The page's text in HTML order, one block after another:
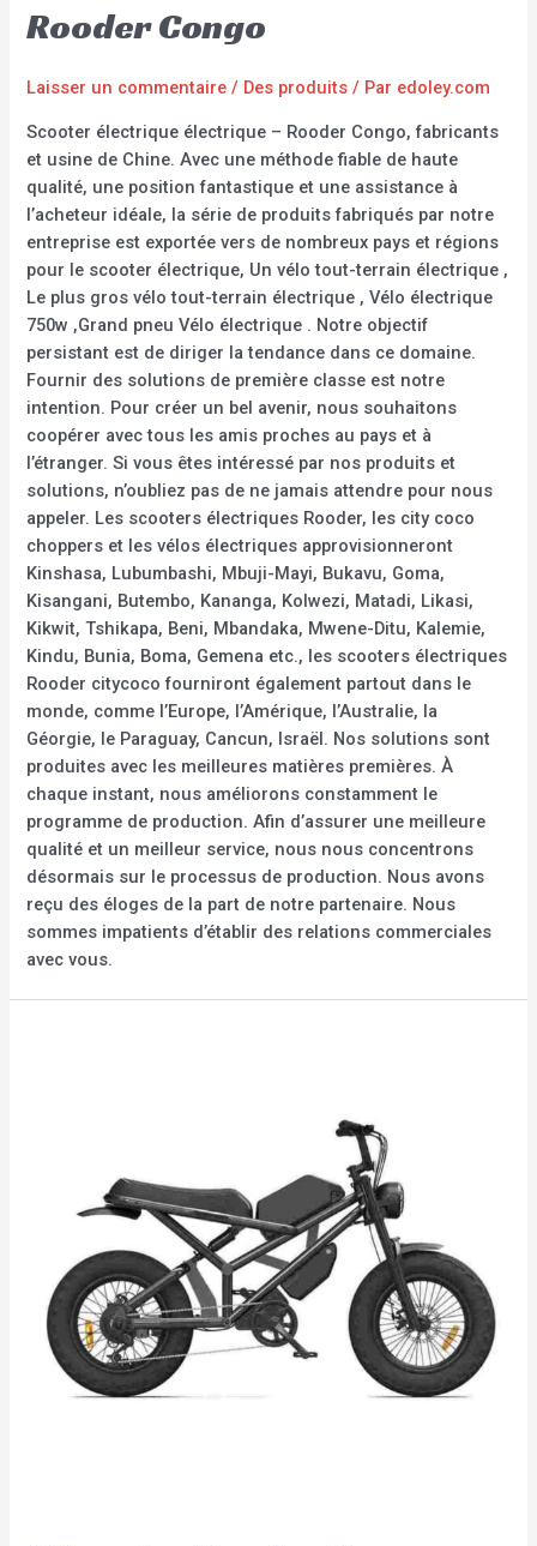
Rooder Congo
Laisser un commentaire / Des produits / Par edoley.com
Scooter électrique électrique – Rooder Congo, fabricants
et usine de Chine. Avec une méthode fiable de haute
qualité, une position fantastique et une assistance à
l’acheteur idéale, la série de produits fabriqués par notre
entreprise est exportée vers de nombreux pays et régions
pour le scooter électrique, Un vélo tout-terrain électrique ,
Le plus gros vélo tout-terrain électrique , Vélo électrique
750w ,Grand pneu Vélo électrique . Notre objectif
persistant est de diriger la tendance dans ce domaine.
Fournir des solutions de première classe est notre
intention. Pour créer un bel avenir, nous souhaitons
coopérer avec tous les amis proches au pays et à
l’étranger. Si vous êtes intéressé par nos produits et
solutions, n’oubliez pas de ne jamais attendre pour nous
appeler. Les scooters électriques Rooder, les city coco
choppers et les vélos électriques approvisionneront
Kinshasa, Lubumbashi, Mbuji-Mayi, Bukavu, Goma,
Kisangani, Butembo, Kananga, Kolwezi, Matadi, Likasi,
Kikwit, Tshikapa, Beni, Mbandaka, Mwene-Ditu, Kalemie,
Kindu, Bunia, Boma, Gemena etc., les scooters électriques
Rooder citycoco fourniront également partout dans le
monde, comme l’Europe, l’Amérique, l’Australie, la
Géorgie, le Paraguay, Cancun, Israël. Nos solutions sont
produites avec les meilleures matières premières. À
chaque instant, nous améliorons constamment le
programme de production. Afin d’assurer une meilleure
qualité et un meilleur service, nous nous concentrons
désormais sur le processus de production. Nous avons
reçu des éloges de la part de notre partenaire. Nous
sommes impatients d’établir des relations commerciales
avec vous.